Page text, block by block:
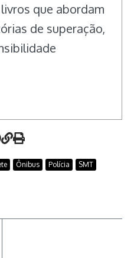
que abordam
de superação,
Ônibus Polícia
SMT